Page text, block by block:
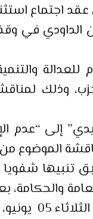
الداودي في
للعدالة
وذلك
إلى “عدم
الموضوع من
شفويا
غير لائق”.